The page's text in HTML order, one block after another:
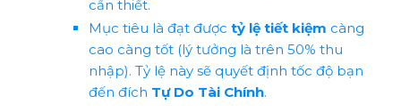
cần thiết.
Mục tiêu là đạt được tỷ lệ tiết kiệm càng
cao càng tốt (lý tưởng là trên 50% thu
nhập). Tỷ lệ này sẽ quyết định tốc độ bạn
đến đích Tự Do Tài Chính.